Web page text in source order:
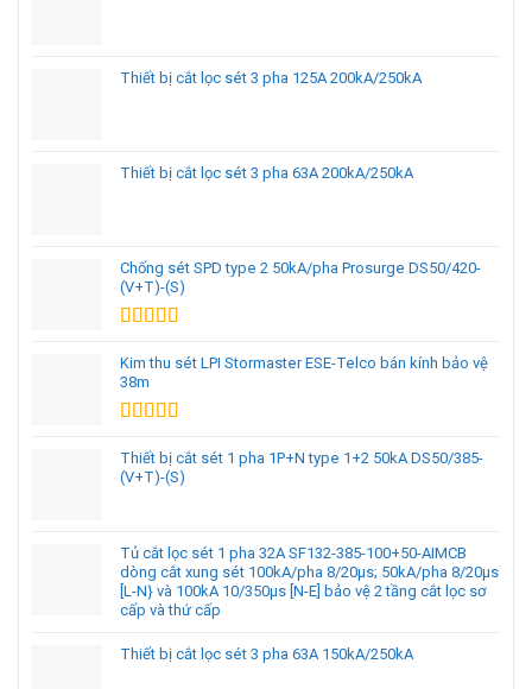
Thiết bị cắt lọc sét 3 pha 125A 200kA/250kA
Thiết bị cắt lọc sét 3 pha 63A 200kA/250kA
Chống sét SPD type 2 50kA/pha Prosurge DS50/420-
(V+T)-(S)
hạng5.005
sao
Kim thu sét LPI Stormaster ESE-Telco bán kính bảo vệ
38m
hạng5.005
sao
Thiết bị cắt sét 1 pha 1P+N type 1+2 50kA DS50/385-
(V+T)-(S)
Tủ cắt lọc sét 1 pha 32A SF132-385-100+50-AIMCB
dòng cắt xung sét 100kA/pha 8/20µs; 50kA/pha 8/20µs
[L-N} và 100kA 10/350µs [N-E] bảo vệ 2 tầng cắt lọc sơ
cấp và thứ cấp
Thiết bị cắt lọc sét 3 pha 63A 150kA/250kA